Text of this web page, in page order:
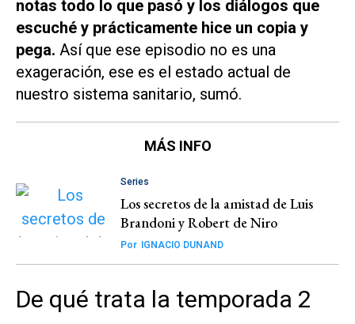
notas todo lo que pasó y los diálogos que
escuché y prácticamente hice un copia y
pega. Así que ese episodio no es una
exageración, ese es el estado actual de
nuestro sistema sanitario, sumó.
MÁS INFO
Series
Los secretos de la amistad de Luis
Brandoni y Robert de Niro
Por IGNACIO DUNAND
De qué trata la temporada 2